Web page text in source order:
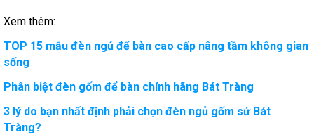
Xem thêm:
TOP 15 mẫu đèn ngủ để bàn cao cấp nâng tầm không gian
sống
Phân biệt đèn gốm để bàn chính hãng Bát Tràng
3 lý do bạn nhất định phải chọn đèn ngủ gốm sứ Bát
Tràng?